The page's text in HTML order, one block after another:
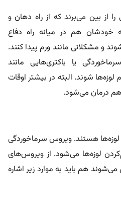
از بین می‌برند که از راه دهان و
خودشان هم در میانه راه دفاع
و مشکلاتی مانند ورم پیدا کنند.
یا باکتری‌هایی مانند
لوزه‌ها شوند. البته در بیشتر اوقات
هم درمان می‌شود.
هستند. ویروس سرماخوردگی
لوزه‌ها می‌شود. از ویروس‌های
هم باید به موارد زیر اشاره